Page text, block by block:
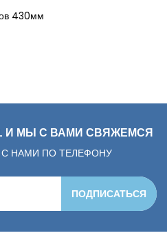
430мм
И МЫ С ВАМИ СВЯЖЕМСЯ
НАМИ ПО ТЕЛЕФОНУ
ПОДПИСАТЬСЯ